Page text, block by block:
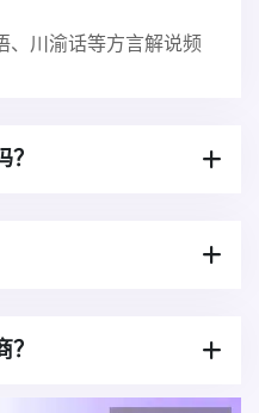
、川渝话等方言解说频